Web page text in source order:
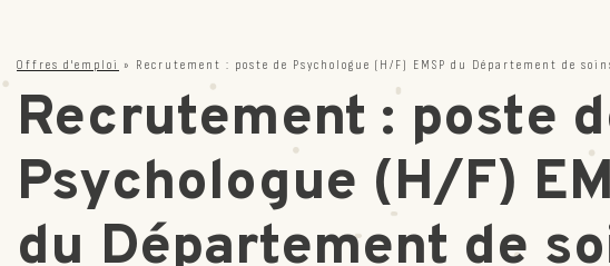
Offres d'emploi » Recrutement : poste de Psychologue (H/F) EMSP du Département de soins de support et palliatifs (DSSP) du
Recrutement : poste
Psychologue (H/F)
du Département de